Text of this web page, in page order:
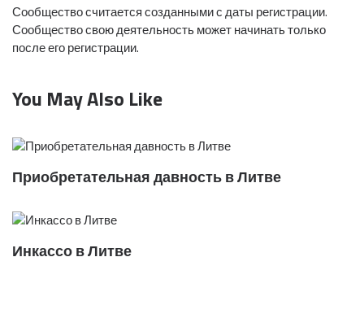
Сообщество считается созданными с даты регистрации.
Сообщество свою деятельность может начинать только
после его регистрации.
You May Also Like
Приобретательная давность в Литве
Инкассо в Литве